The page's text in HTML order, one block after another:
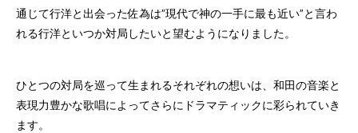
通じて行洋と出会った佐為は”現代で神の一手に最も近い”と言わ
れる行洋といつか対局したいと望むようになりました。
ひとつの対局を巡って生まれるそれぞれの想いは、和田の音楽と
表現力豊かな歌唱によってさらにドラマティックに彩られていき
ます。